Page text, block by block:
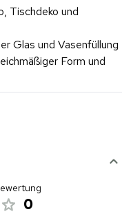
Tischdeko und
Glas und Vasenfüllung
Form und
0